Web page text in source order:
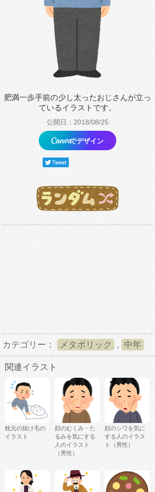
肥満一歩手前の少し太ったおじさんが立っ
ているイラストです。
公開日：2018/08/25
でデザイン
カテゴリー： メタボリック , 中年
関連イラスト
枕元の抜け毛の
イラスト
顔のむくみ・た
るみを気にする
人のイラスト
（男性）
顔のシワを気に
する人のイラス
ト（男性）